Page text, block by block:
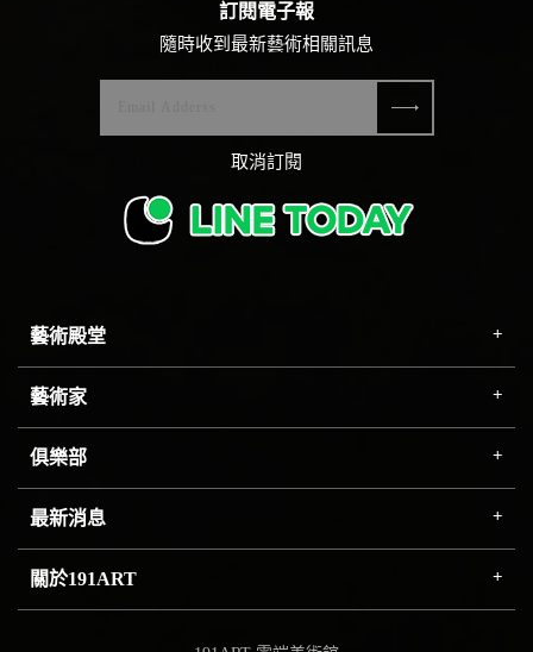
藝術殿堂
藝術家
俱樂部
最新消息
關於191ART
訂閱電子報
隨時收到最新藝術相關訊息
取消訂閱